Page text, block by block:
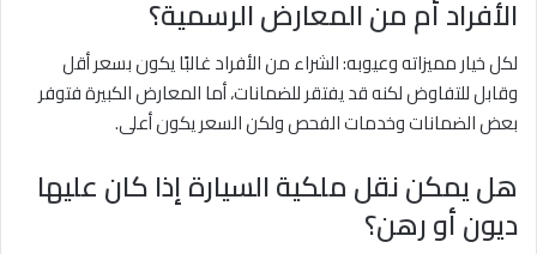
الأفراد أم من المعارض الرسمية؟
لكل خيار مميزاته وعيوبه: الشراء من الأفراد غالبًا يكون بسعر أقل
وقابل للتفاوض لكنه قد يفتقر للضمانات، أما المعارض الكبيرة فتوفر
بعض الضمانات وخدمات الفحص ولكن السعر يكون أعلى.
هل يمكن نقل ملكية السيارة إذا كان عليها
ديون أو رهن؟